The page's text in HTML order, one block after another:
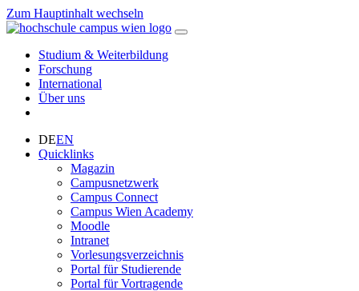
Zum Hauptinhalt wechseln
Studium & Weiterbildung
Forschung
International
Über uns
DEEN
Quicklinks
Magazin
Campusnetzwerk
Campus Connect
Campus Wien Academy
Moodle
Intranet
Vorlesungsverzeichnis
Portal für Studierende
Portal für Vortragende